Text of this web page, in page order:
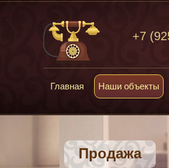
+7
Главная Наши объекты
Продажа